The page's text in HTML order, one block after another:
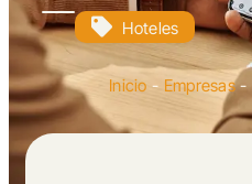
Hoteles
Inicio - Empresas-